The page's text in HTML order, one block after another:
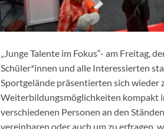
„Junge Talente im Fokus“- am Freitag,
Schüler*innen und alle Interessierten
Sportgelände präsentierten sich wieder
Weiterbildungsmöglichkeiten kompakt
verschiedenen Personen an den
vereinbaren oder auch um zu erfragen,